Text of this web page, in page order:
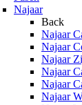
Najaar
Back
Najaar
Najaar
Najaar
Najaar
Najaar
Najaar